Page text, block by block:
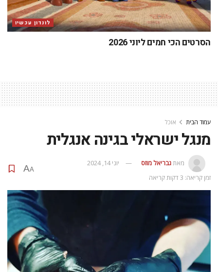
לונדון עכשיו
הסרטים הכי חמים ליוני 2026
עמוד הבית אוכל
מנגל ישראלי בגינה אנגלית
מאתגבריאל מוזס
יוני 14, 2024
זמן קריאה: 3 דקות קריאה
A
A